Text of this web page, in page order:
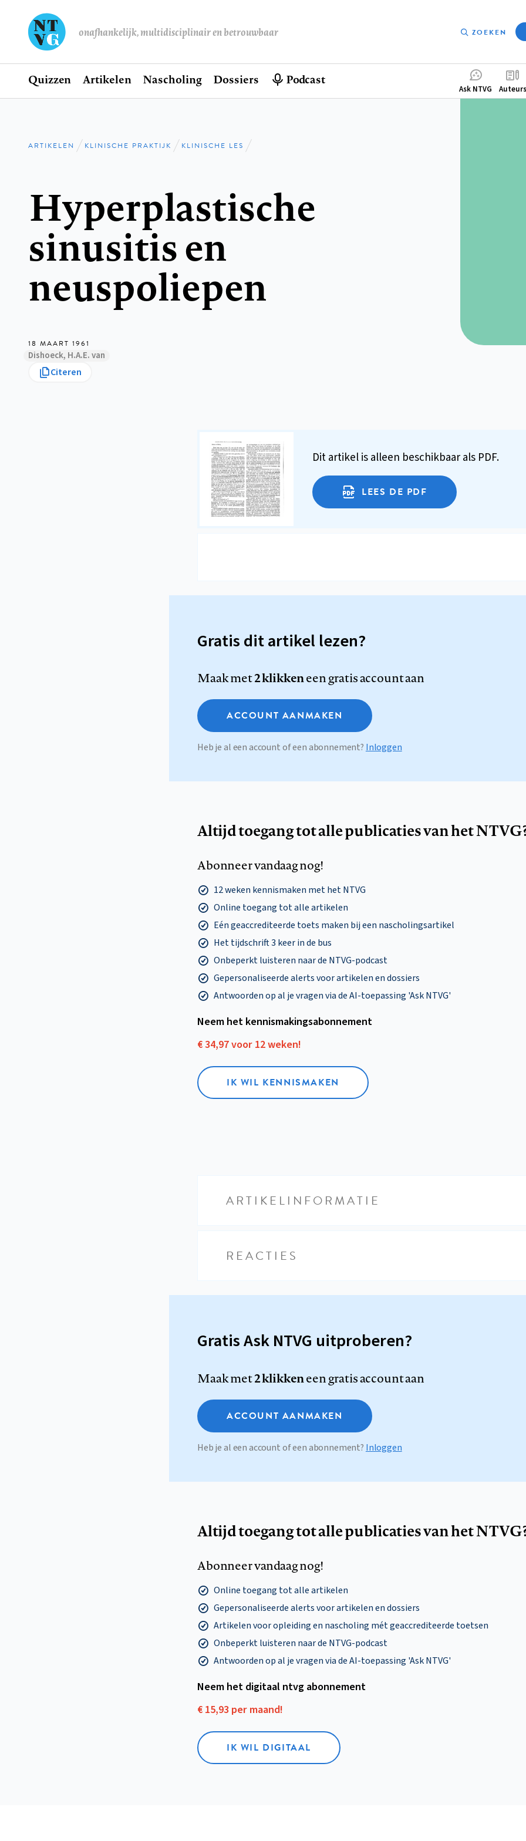
onafhankelijk, multidisciplinair en betrouwbaar ZOEKEN
Hoofdnavigatie
Home
Quizzen Artikelen Nascholing Dossiers Podcast
Ask NTVG Auteurs
Kruimelpad
ARTIKELEN KLINISCHE PRAKTIJK KLINISCHE LES
Hyperplastische
sinusitis en
neuspoliepen
18 MAART 1961
Dishoeck, H.A.E. van
Citeren
Dit artikel is alleen beschikbaar als PDF.
LEES DE PDF
Gratis dit artikel lezen?
Maak met2 klikkeneen gratis account aan
ACCOUNT AANMAKEN
Heb je al een account of een abonnement? Inloggen
Altijd toegang tot alle publicaties van het
Abonneer vandaag nog!
12 weken kennismaken met het NTVG
Online toegang tot alle artikelen
Eén geaccrediteerde toets maken bij een nascholingsartikel
Het tijdschrift 3 keer in de bus
Onbeperkt luisteren naar de NTVG-podcast
Gepersonaliseerde alerts voor artikelen en dossiers
Antwoorden op al je vragen via de AI-toepassing 'Ask NTVG'
Neem het kennismakings­abonnement
€ 34,97 voor 12 weken!
IK WIL KENNISMAKEN
ARTIKELINFORMATIE
REACTIES
Gratis Ask NTVG uitproberen?
Maak met2 klikkeneen gratis account aan
ACCOUNT AANMAKEN
Heb je al een account of een abonnement? Inloggen
Altijd toegang tot alle publicaties van het
Abonneer vandaag nog!
Online toegang tot alle artikelen
Gepersonaliseerde alerts voor artikelen en dossiers
Artikelen voor opleiding en nascholing mét geaccrediteerde toetsen
Onbeperkt luisteren naar de NTVG-podcast
Antwoorden op al je vragen via de AI-toepassing 'Ask NTVG'
Neem het digitaal ntvg abonnement
€ 15,93 per maand!
IK WIL DIGITAAL